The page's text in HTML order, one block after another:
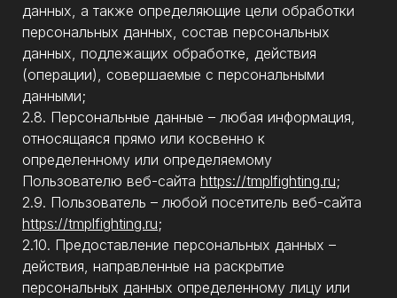
данных, а также определяющие цели обработки
персональных данных, состав персональных
данных, подлежащих обработке, действия
(операции), совершаемые с персональными
данными;
2.8. Персональные данные – любая информация,
относящаяся прямо или косвенно к
определенному или определяемому
Пользователю веб-сайта https://tmplfighting.ru;
2.9. Пользователь – любой посетитель веб-сайта
https://tmplfighting.ru;
2.10. Предоставление персональных данных –
действия, направленные на раскрытие
персональных данных определенному лицу или